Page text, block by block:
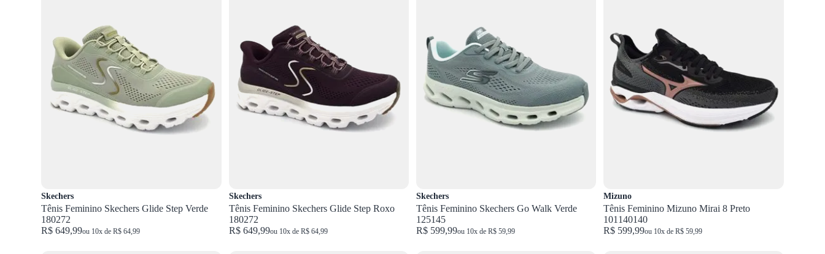
Skechers
Tênis Feminino Skechers Glide Step Verde
180272
R$ 649,99ou 10x de R$ 64,99
Skechers
Tênis Feminino Skechers Glide Step Roxo
180272
R$ 649,99ou 10x de R$ 64,99
Skechers
Tênis Feminino Skechers Go Walk Verde
125145
R$ 599,99ou 10x de R$ 59,99
Mizuno
Tênis Feminino Mizuno Mirai 8 Preto
101140140
R$ 599,99ou 10x de R$ 59,99